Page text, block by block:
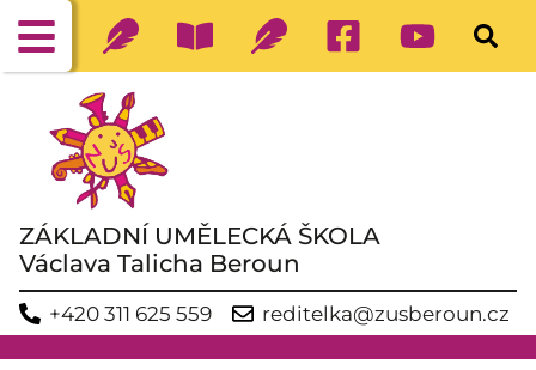
ZÁKLADNÍ UMĚLECKÁ ŠKOLA
Václava Talicha Beroun
+420 311 625 559 reditelka@zusberoun.cz